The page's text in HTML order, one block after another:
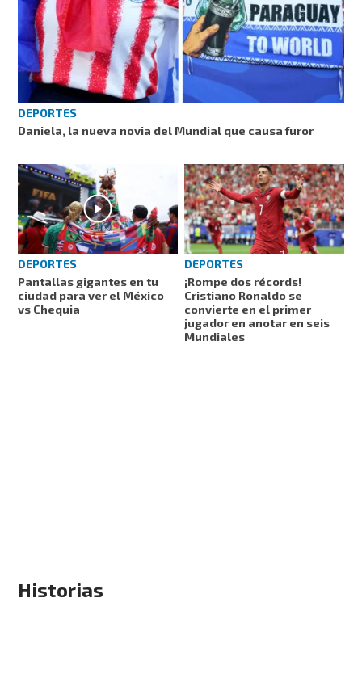
DEPORTES
Daniela, la nueva novia del Mundial que causa furor
DEPORTES
Pantallas gigantes en tu
ciudad para ver el México
vs Chequia
DEPORTES
¡Rompe dos récords!
Cristiano Ronaldo se
convierte en el primer
jugador en anotar en seis
Mundiales
Historias